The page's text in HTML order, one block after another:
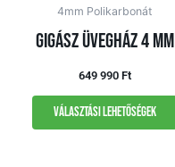
4mm Polikarbonát
Gigász üvegház 4 mm
649 990 Ft
Választási lehetőségek